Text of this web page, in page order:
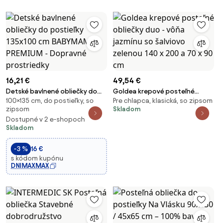
16,21 €
Detské bavlnené obliečky do
postieľky 135x100 cm BABYMAM
PREMIUM - Dopravné
prostriedky
100×135 cm, do postieľky, so
zipsom
Dostupné v 2 e-shopoch
Skladom
-3 % 16 €
s kódom kupónu
DNIMAXMAX
49,54 €
Goldea krepové posteľné
obliečky duo - vôňa jazmínu so
šalviovo zelenou 140 x 200 a 70
Pre chlapca, klasická, so zipsom
Skladom